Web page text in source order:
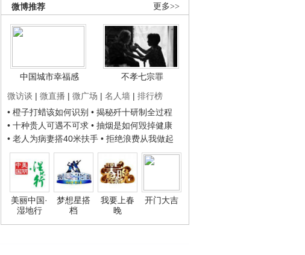
更多>>
微博推荐
中国城市幸福感
不孝七宗罪
微访谈 | 微直播 | 微广场 | 名人墙 | 排行榜
• 橙子打蜡该如何识别 • 揭秘歼十研制全过程
• 十种贵人可遇不可求 • 抽烟是如何毁掉健康
• 老人为病妻搭40米扶手 • 拒绝浪费从我做起
美丽中国·
湿地行
梦想星搭
档
我要上春
晚
开门大吉